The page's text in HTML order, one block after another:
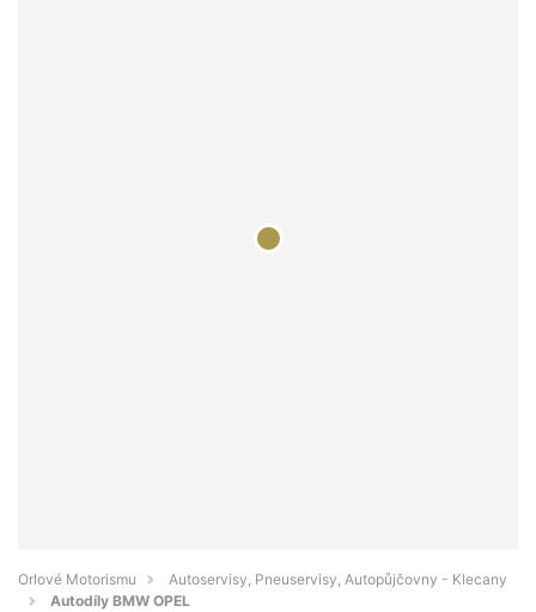
Orlové Motorismu
Autoservisy, Pneuservisy, Autopůjčovny - Klecany
Autodíly BMW OPEL